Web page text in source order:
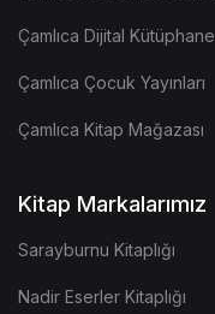
Çamlıca Dijital Kütüphane
Çamlıca Çocuk Yayınları
Çamlıca Kitap Mağazası
Kitap Markalarımız
Sarayburnu Kitaplığı
Nadir Eserler Kitaplığı